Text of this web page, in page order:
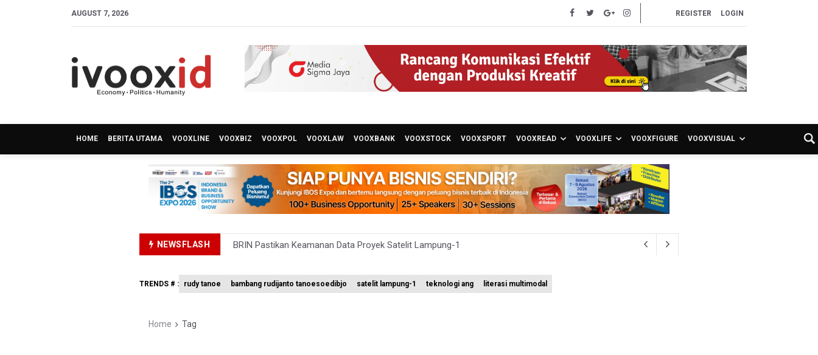
AUGUST 7, 2026 REGISTER LOGIN
HOME BERITA UTAMA VOOXLINE VOOXBIZ VOOXPOL VOOXLAW VOOXBANK VOOXSTOCK VOOXSPORT VOOXREAD VOOXLIFE VOOXFIGURE VOOXVISUAL
NEWSFLASH
BRIN Pastikan Keamanan Data Proyek Satelit Lampung-1
Kuasa Hukum Klaim 995 Airsoft Gun di Sekolah Swasta Jaksel Berizin, Bantah Kepemilikan Senjata Api dan Narkoba
TRENDS # : rudy tanoe bambang rudijanto tanoesoedibjo satelit lampung-1 teknologi ang literasi multimodal
Home Tag